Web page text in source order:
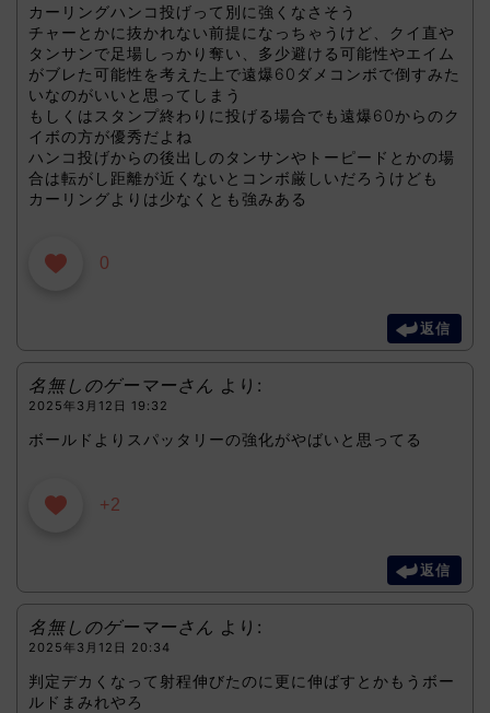
カーリングハンコ投げって別に強くなさそう
チャーとかに抜かれない前提になっちゃうけど、クイ直や
タンサンで足場しっかり奪い、多少避ける可能性やエイム
がブレた可能性を考えた上で遠爆60ダメコンボで倒すみた
いなのがいいと思ってしまう
もしくはスタンプ終わりに投げる場合でも遠爆60からのク
イボの方が優秀だよね
ハンコ投げからの後出しのタンサンやトーピードとかの場
合は転がし距離が近くないとコンボ厳しいだろうけども
カーリングよりは少なくとも強みある
0
返信
名無しのゲーマーさん より:
2025年3月12日 19:32
ボールドよりスパッタリーの強化がやばいと思ってる
+2
返信
名無しのゲーマーさん より:
2025年3月12日 20:34
判定デカくなって射程伸びたのに更に伸ばすとかもうボー
ルドまみれやろ